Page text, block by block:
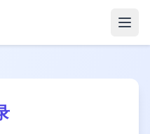
打开